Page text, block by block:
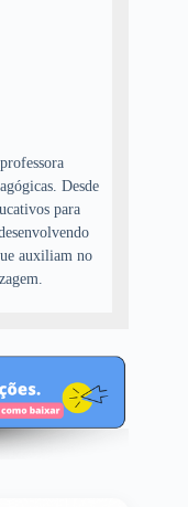
Desde
para
auxiliam no